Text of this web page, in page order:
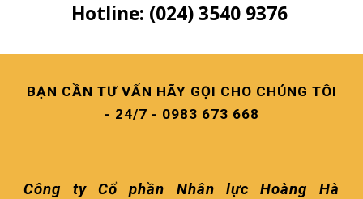
Hotline: (024) 3540 9376
BẠN CẦN TƯ VẤN HÃY GỌI CHO CHÚNG TÔI
- 24/7 - 0983 673 668
Công ty Cổ phần Nhân lực Hoàng Hà